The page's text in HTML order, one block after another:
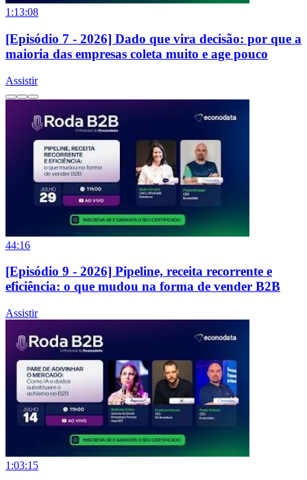
1:13:08
[Episódio 7 - 2026] Dado que vira decisão: por que a
maioria das empresas coleta muito e age pouco
Assistir
44:16
[Episódio 9 - 2026] Pipeline, receita recorrente e
eficiência: o que mudou na forma de vender B2B
Assistir
1:03:15